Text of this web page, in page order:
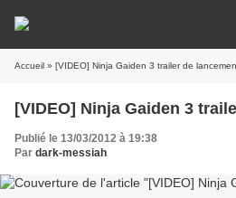
Accueil » [VIDEO] Ninja Gaiden 3 trailer de
[VIDEO] Ninja Gaiden 3
Publié le 13/03/2012 à 19:38
Par dark-messiah